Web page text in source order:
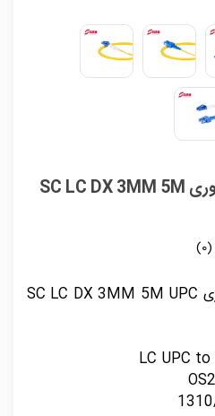
پچ کورد سینگل مود فیبر نوری SC LC DX 3MM 5M
(0)
پچ کورد سینگل مود فیبر نوری SC LC DX 3MM 5M UPC